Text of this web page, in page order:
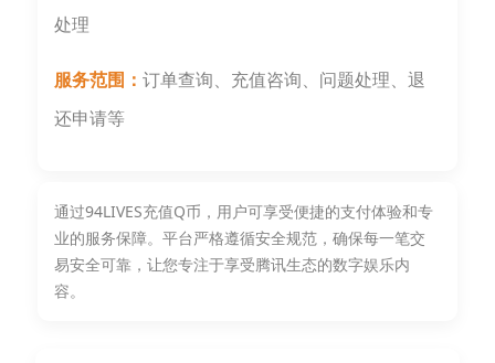
处理
服务范围：订单查询、充值咨询、问题处理、退
还申请等
通过94LIVES充值Q币，用户可享受便捷的支付体验和专
业的服务保障。平台严格遵循安全规范，确保每一笔交
易安全可靠，让您专注于享受腾讯生态的数字娱乐内
容。